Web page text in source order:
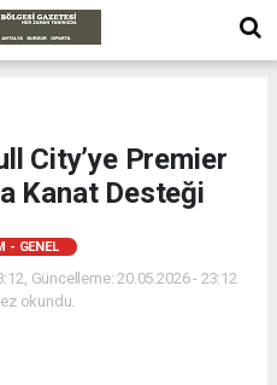
City’ye Premier
Kanat Desteği
- GENEL
Güncelleme: 20.05.2026 - 23:12
okundu.